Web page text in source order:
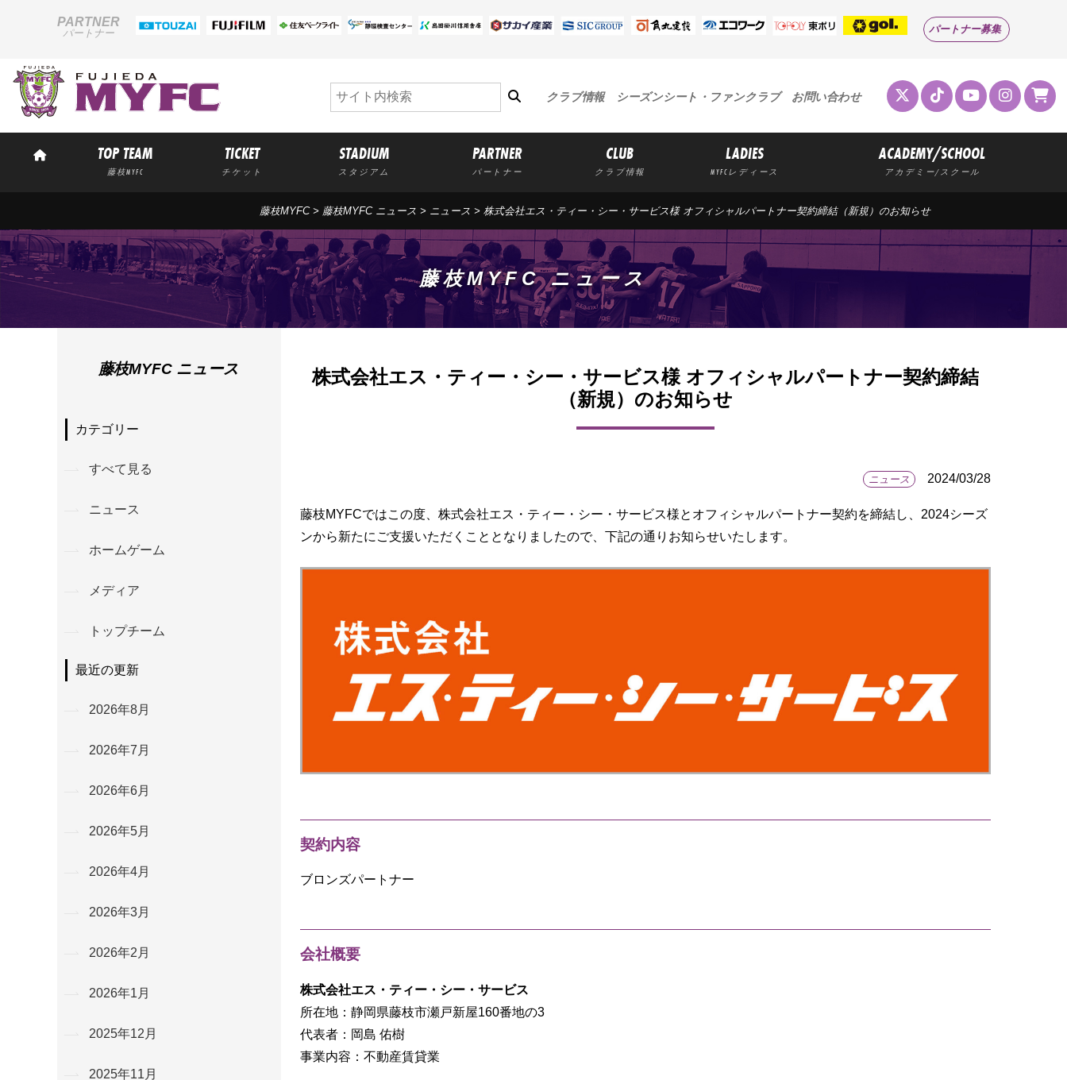
PARTNER
パートナー パートナー募集
クラブ情報 シーズンシート・ファンクラブ お問い合わせ
TOP TEAM
藤枝MYFC
TICKET
チケット
STADIUM
スタジアム
PARTNER
パートナー
CLUB
クラブ情報
LADIES
MYFCレディース
ACADEMY/SCHOOL
アカデミー/スクール
藤枝MYFC> 藤枝MYFC ニュース > ニュース > 株式会社エス・ティー・シー・サービス様 オフィシャルパートナー契約締結（新規）のお知らせ
藤枝MYFC ニュース
株式会社エス・ティー・シー・サービス様 オフィシャルパートナー契約締結
（新規）のお知らせ
ニュース 2024/03/28
藤枝MYFCではこの度、株式会社エス・ティー・シー・サービス様とオフィシャルパートナー契約を締結し、2024シーズ
ンから新たにご支援いただくこととなりましたので、下記の通りお知らせいたします。
契約内容
ブロンズパートナー
会社概要
株式会社エス・ティー・シー・サービス
所在地：静岡県藤枝市瀬戸新屋160番地の3
代表者：岡島 佑樹
事業内容：不動産賃貸業
藤枝MYFC ニュース
カテゴリー
すべて見る
ニュース
ホームゲーム
メディア
トップチーム
最近の更新
2026年8月
2026年7月
2026年6月
2026年5月
2026年4月
2026年3月
2026年2月
2026年1月
2025年12月
2025年11月